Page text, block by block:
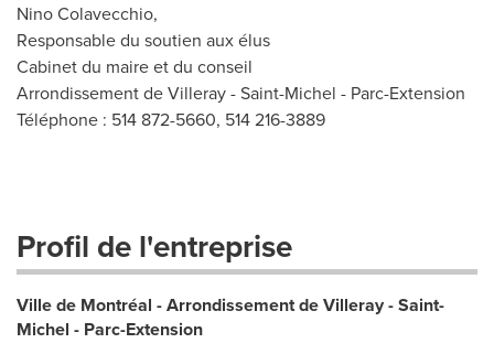
Nino Colavecchio,
Responsable du soutien aux élus
Cabinet du maire et du conseil
Arrondissement de Villeray - Saint-Michel - Parc-Extension
Téléphone : 514 872-5660, 514 216-3889
Profil de l'entreprise
Ville de Montréal - Arrondissement de Villeray - Saint-
Michel - Parc-Extension